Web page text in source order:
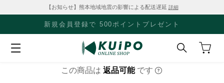
【お知らせ】熊本地域地震の影響による配送遅延 詳細
新規会員登録で 500ポイントプレゼント
この商品は 返品可能 です